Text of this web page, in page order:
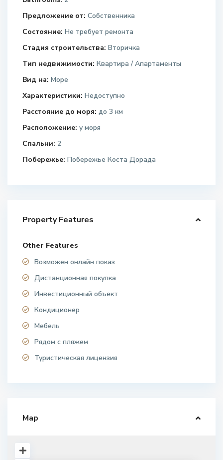
Предложение от: Собственника
Состояние: Не требует ремонта
Стадия строительства: Вторичка
Тип недвижимости: Квартира / Апартаменты
Вид на: Море
Характеристики: Недоступно
Расстояние до моря: до 3 км
Расположение: у моря
Спальни: 2
Побережье: Побережье Коста Дорада
Property Features
Other Features
Возможен онлайн показ
Дистанционная покупка
Инвестиционный объект
Кондиционер
Мебель
Рядом с пляжем
Туристическая лицензия
Map